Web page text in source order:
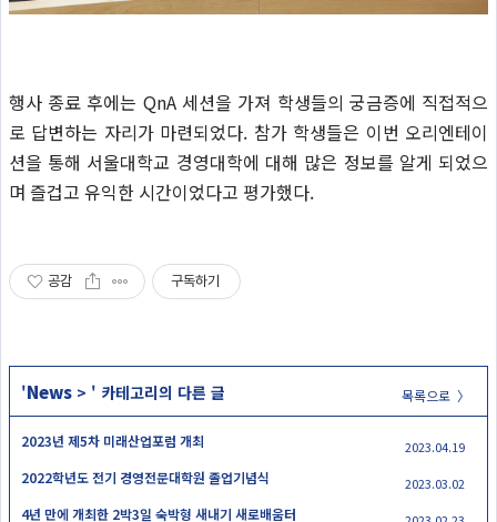
행사 종료 후에는 QnA 세션을 가져 학생들의 궁금증에 직접적으
로 답변하는 자리가 마련되었다. 참가 학생들은 이번 오리엔테이
션을 통해 서울대학교 경영대학에 대해 많은 정보를 알게 되었으
며 즐겁고 유익한 시간이었다고 평가했다.
공감 구독하기
목록으로 〉
'News> ' 카테고리의 다른 글
2023년 제5차 미래산업포럼 개최 2023.04.19
2022학년도 전기 경영전문대학원 졸업기념식 2023.03.02
4년 만에 개최한 2박3일 숙박형 새내기 새로배움터